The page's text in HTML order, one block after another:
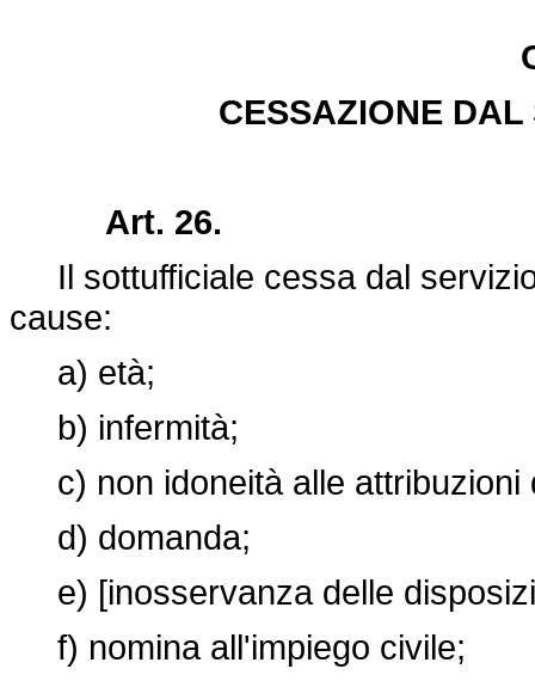
CESSAZIONE DAL
Art. 26.
Il sottufficiale cessa dal
cause:
a) età;
b) infermità;
c) non idoneità alle attribuzioni
d) domanda;
e) [inosservanza delle
f) nomina all'impiego civile;